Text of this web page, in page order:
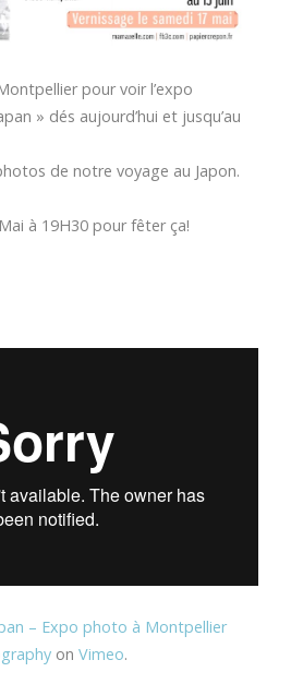
pour voir l’expo
» dés aujourd’hui et jusqu’au
de notre voyage au Japon.
à 19H30 pour fêter ça!
– Expo photo à Montpellier
on Vimeo.